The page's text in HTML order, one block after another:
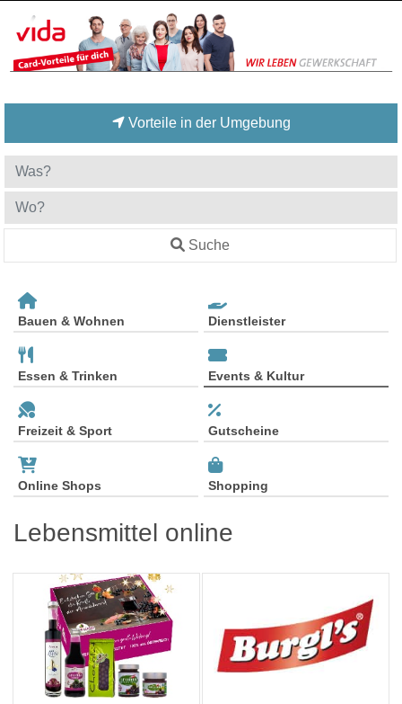
Vorteile in der Umgebung
Suche
Bauen & Wohnen Dienstleister
Essen & Trinken Events & Kultur
Freizeit & Sport Gutscheine
Online Shops Shopping
Lebensmittel online